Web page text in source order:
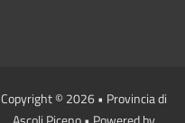
Copyright © 2026 • Provincia di